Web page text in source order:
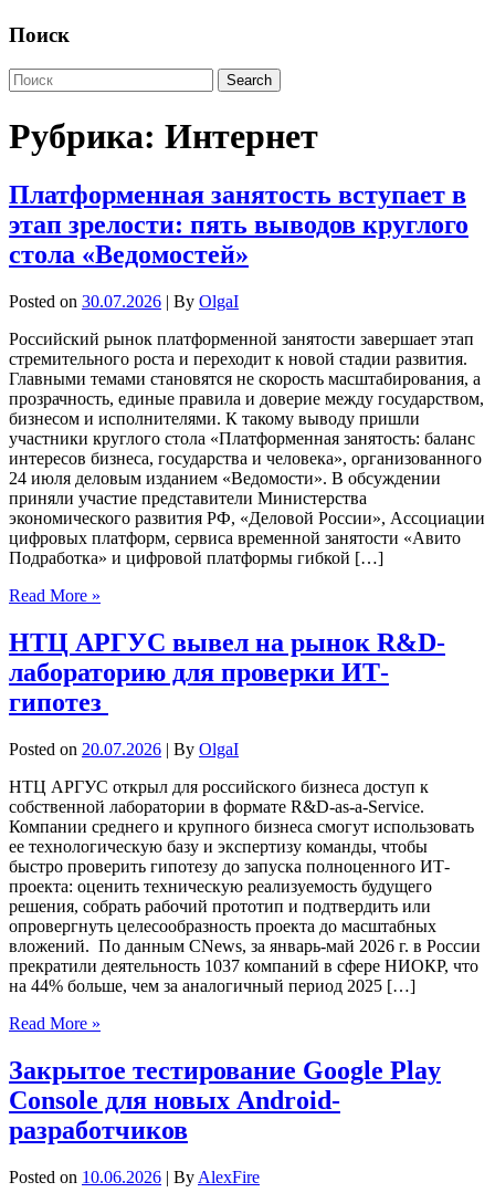
Поиск
Рубрика: Интернет
Платформенная занятость вступает в
этап зрелости: пять выводов круглого
стола «Ведомостей»
Posted on 30.07.2026 | By OlgaI
Российский рынок платформенной занятости завершает этап
стремительного роста и переходит к новой стадии развития.
Главными темами становятся не скорость масштабирования, а
прозрачность, единые правила и доверие между государством,
бизнесом и исполнителями. К такому выводу пришли
участники круглого стола «Платформенная занятость: баланс
интересов бизнеса, государства и человека», организованного
24 июля деловым изданием «Ведомости». В обсуждении
приняли участие представители Министерства
экономического развития РФ, «Деловой России», Ассоциации
цифровых платформ, сервиса временной занятости «Авито
Подработка» и цифровой платформы гибкой […]
Read More »
НТЦ АРГУС вывел на рынок R&D-
лабораторию для проверки ИТ-
гипотез
Posted on 20.07.2026 | By OlgaI
НТЦ АРГУС открыл для российского бизнеса доступ к
собственной лаборатории в формате R&D-as-a-Service.
Компании среднего и крупного бизнеса смогут использовать
ее технологическую базу и экспертизу команды, чтобы
быстро проверить гипотезу до запуска полноценного ИТ-
проекта: оценить техническую реализуемость будущего
решения, собрать рабочий прототип и подтвердить или
опровергнуть целесообразность проекта до масштабных
вложений. По данным CNews, за январь-май 2026 г. в России
прекратили деятельность 1037 компаний в сфере НИОКР, что
на 44% больше, чем за аналогичный период 2025 […]
Read More »
Закрытое тестирование Google Play
Console для новых Android-
разработчиков
Posted on 10.06.2026 | By AlexFire